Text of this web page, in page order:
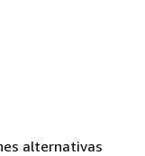
alternativas